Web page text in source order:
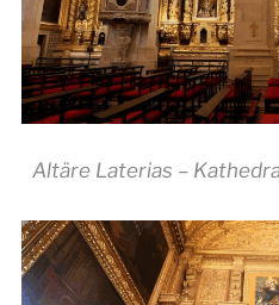
Altäre Laterias –